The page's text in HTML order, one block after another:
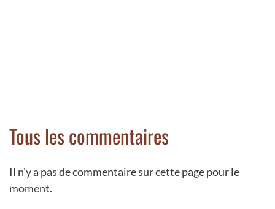
Tous les commentaires
Il n'y a pas de commentaire sur cette page pour le
moment.